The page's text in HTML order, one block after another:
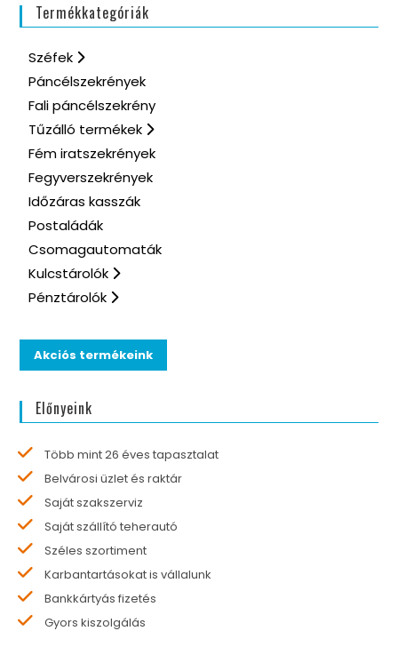
Termékkategóriák
Széfek
Páncélszekrények
Fali páncélszekrény
Tűzálló termékek
Fém iratszekrények
Fegyverszekrények
Időzáras kasszák
Postaládák
Csomagautomaták
Kulcstárolók
Pénztárolók
Akciós termékeink
Előnyeink
Több mint 26 éves tapasztalat
Belvárosi üzlet és raktár
Saját szakszerviz
Saját szállító teherautó
Széles szortiment
Karbantartásokat is vállalunk
Bankkártyás fizetés
Gyors kiszolgálás